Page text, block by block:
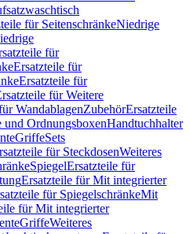
für SeitenschränkeNiedrige
für
Ersatzteile für
Ersatzteile für
für Weitere
WandablagenZubehörErsatzteile
und OrdnungsboxenHandtuchhalter
GriffeSets
für SteckdosenWeiteres
SpiegelErsatzteile für
Ersatzteile für Mit integrierter
für SpiegelschränkeMit
für Mit integrierter
GriffeWeiteres